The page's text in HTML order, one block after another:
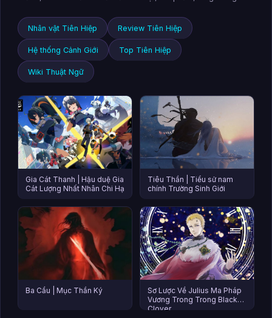
Nhân vật Tiên Hiệp Review Tiên Hiệp
Hệ thống Cảnh Giới Top Tiên Hiệp
Wiki Thuật Ngữ
Gia Cát Thanh | Hậu duệ Gia
Cát Lượng Nhất Nhân Chi Hạ
Tiêu Thần | Tiểu sử nam
chính Trường Sinh Giới
Ba Cẩu | Mục Thần Ký
Sơ Lược Về Julius Ma Pháp
Vương Trong Trong Black
Clover